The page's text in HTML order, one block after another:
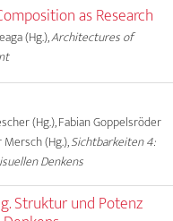
as Research
(Hg.),Architectures of
(Hg.), Fabian Goppelsröder
Mersch (Hg.),Sichtbarkeiten 4:
Denkens
Struktur und Potenz